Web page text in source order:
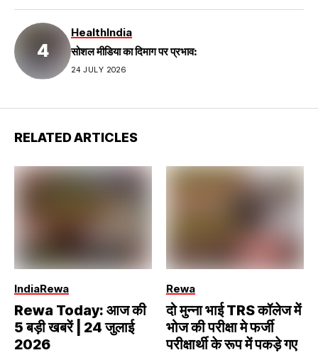
HealthIndia
सोशल मीडिया का दिमाग पर प्रभाव:
24 JULY 2026
RELATED ARTICLES
IndiaRewa
Rewa Today: आज की
5 बड़ी खबरें | 24 जुलाई
2026
Rewa
दो मुन्ना भाई TRS कॉलेज में
भोज की परीक्षा मे फर्जी
परीक्षार्थी के रूप में पकड़े गए